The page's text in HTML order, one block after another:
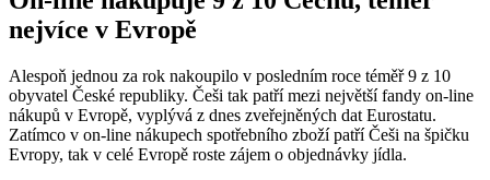
nejvíce v Evropě
Alespoň jednou za rok nakoupilo v posledním roce téměř 9 z 10
obyvatel České republiky. Češi tak patří mezi největší fandy on-line
nákupů v Evropě, vyplývá z dnes zveřejněných dat Eurostatu.
Zatímco v on-line nákupech spotřebního zboží patří Češi na špičku
Evropy, tak v celé Evropě roste zájem o objednávky jídla.